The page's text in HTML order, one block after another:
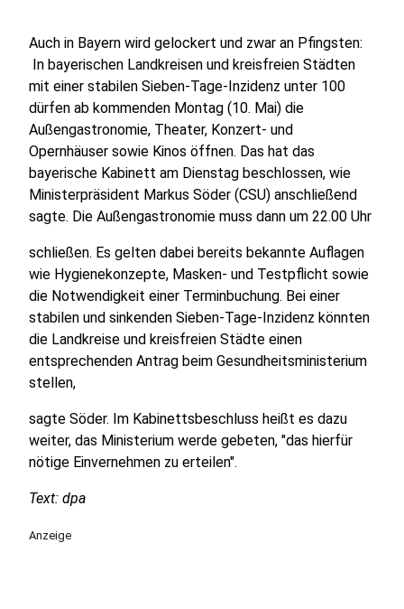
Auch in Bayern wird gelockert und zwar an Pfingsten:
In bayerischen Landkreisen und kreisfreien Städten
mit einer stabilen Sieben-Tage-Inzidenz unter 100
dürfen ab kommenden Montag (10. Mai) die
Außengastronomie, Theater, Konzert- und
Opernhäuser sowie Kinos öffnen. Das hat das
bayerische Kabinett am Dienstag beschlossen, wie
Ministerpräsident Markus Söder (CSU) anschließend
sagte. Die Außengastronomie muss dann um 22.00 Uhr
schließen. Es gelten dabei bereits bekannte Auflagen
wie Hygienekonzepte, Masken- und Testpflicht sowie
die Notwendigkeit einer Terminbuchung. Bei einer
stabilen und sinkenden Sieben-Tage-Inzidenz könnten
die Landkreise und kreisfreien Städte einen
entsprechenden Antrag beim Gesundheitsministerium
stellen,
sagte Söder. Im Kabinettsbeschluss heißt es dazu
weiter, das Ministerium werde gebeten, "das hierfür
nötige Einvernehmen zu erteilen".
Text: dpa
Anzeige